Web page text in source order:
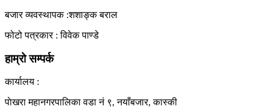
बजार व्यवस्थापक :शशाङ्क बराल
फोटो पत्रकार : विवेक पाण्डे
हाम्रो सम्पर्क
कार्यालय :
पाेखरा महानगरपालिका वडा नं ९, नयाँबजार, कास्की